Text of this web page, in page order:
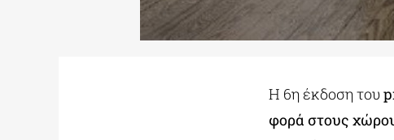
Η 6η έκδοση του
φορά στους